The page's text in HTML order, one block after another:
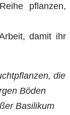
pflanzen,
damit ihr
die
Böden
Basilikum